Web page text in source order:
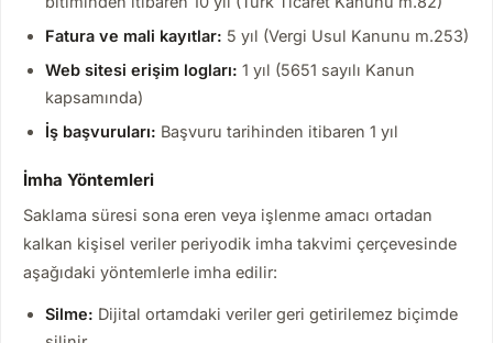
Fatura ve mali kayıtlar: 5 yıl (Vergi Usul Kanunu m.253)
Web sitesi erişim logları: 1 yıl (5651 sayılı Kanun
kapsamında)
İş başvuruları: Başvuru tarihinden itibaren 1 yıl
İmha Yöntemleri
Saklama süresi sona eren veya işlenme amacı ortadan
kalkan kişisel veriler periyodik imha takvimi çerçevesinde
aşağıdaki yöntemlerle imha edilir:
Silme: Dijital ortamdaki veriler geri getirilemez biçimde